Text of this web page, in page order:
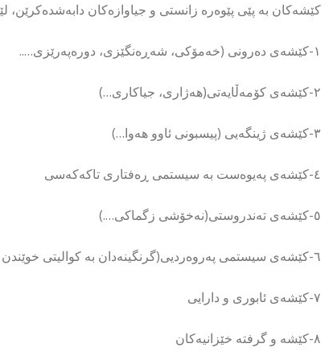
کێشەکان بە پێی پێوەرە زانستی و جیاوازەکان دابەشدەکرێن،
١-کێشەی دەرونی (خەمۆکی، شەڕەنگێزی، دورەپەرێزی…..
٢-کێشەی کۆمەڵایەتی(هەژاری، جیاکاری…)
٣-کێشەی ژینگەیی (پیسبونی ئاوو هەوا…)
٤-کێشەی پەیوەست بە سیستمی ڕەفتاری تاکەکەسی
٥-کێشەی تەندروستی(نەخۆشی زگماکی….)
٦-کێشەی سیستمی پەروەردیی(گرنگینەدان بە کوالیتی خوێندن و وابەستە بوون بە ئایدۆلۆژیای ناڕوون)
٧-کێشەی ئابوری و دارایی
٨-کێشە و گرفتە خێزانیەکان